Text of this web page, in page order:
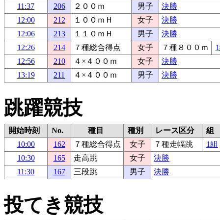
11:37
206 ２００ｍ 男子
決勝
12:00
212 １００ｍＨ 女子
決勝
12:06
213 １１０ｍＨ 男子
決勝
12:26
214 ７種総合得点 女子 ７種８００ｍ
12:56
210 ４×４００ｍ 女子
決勝
13:19
211 ４×４００ｍ 男子 決勝
跳躍競技
開始時刻 No. 種目 種別 レース区分
組
10:00
162 ７種総合得点 女子 ７種走幅跳
1組
10:30
165 走高跳 女子
決勝
11:30
167 三段跳 男子 決勝
投てき競技